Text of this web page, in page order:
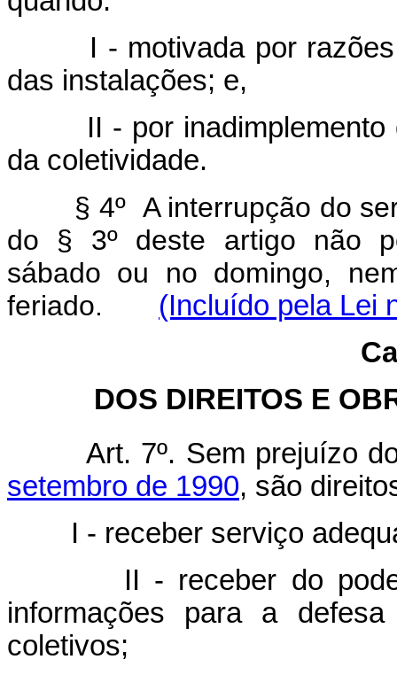
I - motivada por razões
das instalações; e,
II - por inadimplemento
da coletividade.
§ 4º A interrupção do
do § 3º deste artigo não
sábado ou no domingo,
feriado. (Incluído pela Lei
DOS DIREITOS E
Art. 7º. Sem prejuízo
setembro de 1990, são
I - receber serviço
II - receber do
informações para a
coletivos;